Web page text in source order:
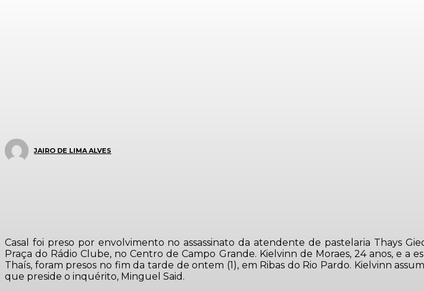
JAIRO DE LIMA ALVES
Casal foi preso por envolvimento no assassinato da atendente de pastelaria Thays
Praça do Rádio Clube, no Centro de Campo Grande. Kielvinn de Moraes, 24 anos, e a
Thaís, foram presos no fim da tarde de ontem (1), em Ribas do Rio Pardo. Kielvinn
que preside o inquérito, Minguel Said.